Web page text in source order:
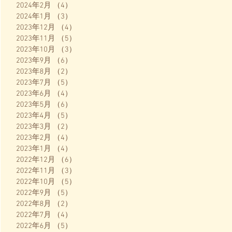
2024年2月
（4）
2024年1月
（3）
2023年12月
（4）
2023年11月
（5）
2023年10月
（3）
2023年9月
（6）
2023年8月
（2）
2023年7月
（5）
2023年6月
（4）
2023年5月
（6）
2023年4月
（5）
2023年3月
（2）
2023年2月
（4）
2023年1月
（4）
2022年12月
（6）
2022年11月
（3）
2022年10月
（5）
2022年9月
（5）
2022年8月
（2）
2022年7月
（4）
2022年6月
（5）